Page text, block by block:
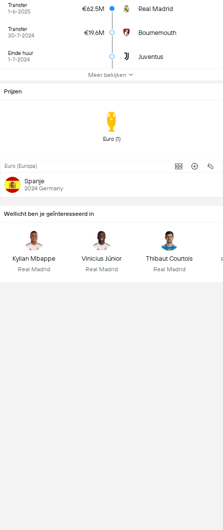
Transfer
1-6-2025
€62.5M Real Madrid
Transfer
30-7-2024
€19.6M Bournemouth
Einde huur
1-7-2024
Juventus
Meer bekijken
Prijzen
Euro (1)
Euro (Europa)
Spanje
2024 Germany
Wellicht ben je geïnteresseerd in
Kylian Mbappe
Real Madrid
Vinicius Júnior
Real Madrid
Thibaut Courtois
Real Madrid